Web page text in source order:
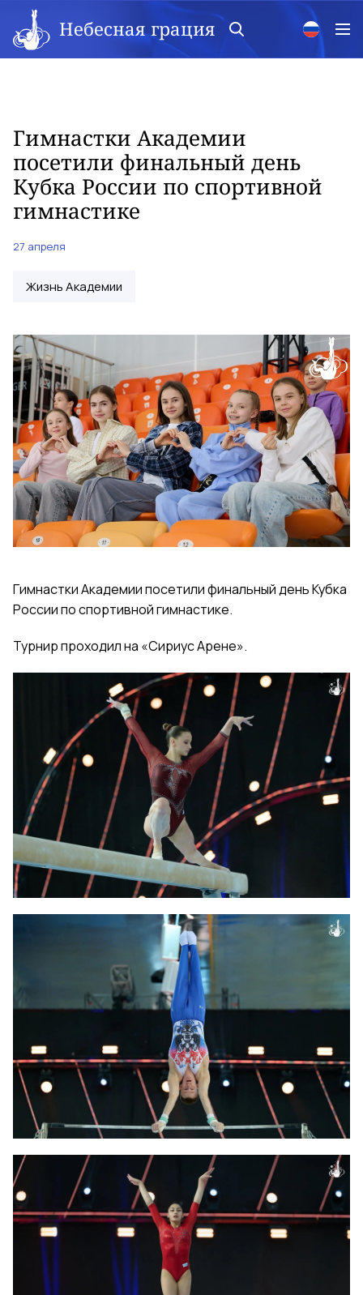
Небесная грация
Гимнастки Академии
посетили финальный день
Кубка России по спортивной
гимнастике
27 апреля
Жизнь Академии
Гимнастки Академии посетили финальный день Кубка
России по спортивной гимнастике.
Турнир проходил на «Сириус Арене».